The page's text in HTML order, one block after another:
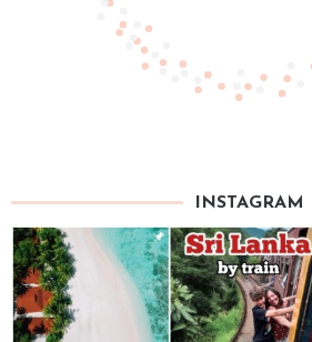
INSTAGRAM